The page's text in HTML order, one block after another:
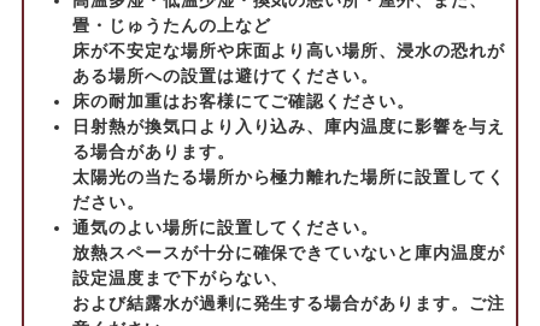
畳・じゅうたんの上など
床が不安定な場所や床面より高い場所、浸水の恐れが
ある場所への設置は避けてください。
床の耐加重はお客様にてご確認ください。
日射熱が換気口より入り込み、庫内温度に影響を与え
る場合があります。
太陽光の当たる場所から極力離れた場所に設置してく
ださい。
通気のよい場所に設置してください。
放熱スペースが十分に確保できていないと庫内温度が
設定温度まで下がらない、
および結露水が過剰に発生する場合があります。ご注